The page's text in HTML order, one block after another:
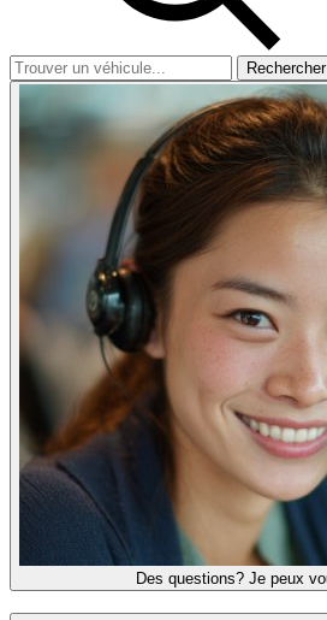
Rechercher
Des questions? Je peux